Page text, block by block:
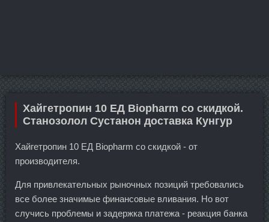
Хайгетропин 10 ЕД Biopharm со скидкой.
Станозолол Сустанон доставка Кунгур
Хайгетропин 10 ЕД Biopharm со скидкой - от
производителя.
Для привлекательных рыночных позиций требовались
все более значимые финансовые вливания. Но вот
случись проблемы и задержка платежа - реакция банка